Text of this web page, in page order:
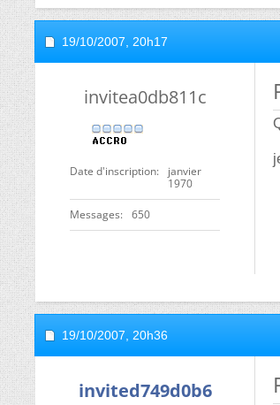
19/10/2007, 20h17
invitea0db811c
Date d'inscription
janvier
1970
Messages 650
19/10/2007, 20h36
invited749d0b6